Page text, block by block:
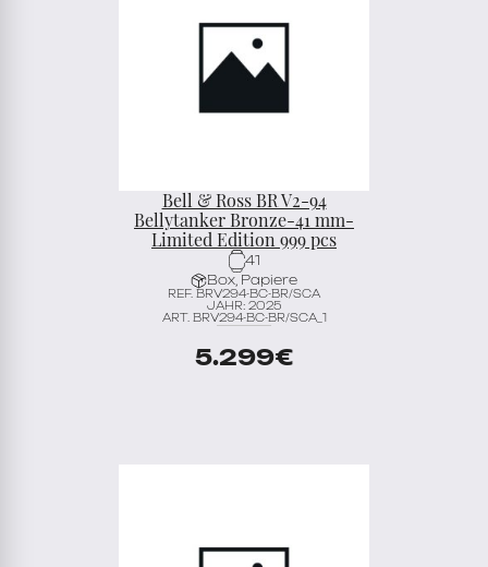
Bell & Ross BR V2-94
Bellytanker Bronze-41 mm-
Limited Edition 999 pcs
41
Box, Papiere
REF. BRV294-BC-BR/SCA
JAHR: 2025
ART. BRV294-BC-BR/SCA_1
5.299€